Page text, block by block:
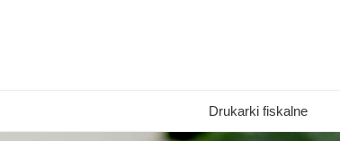
Drukarki fiskalne